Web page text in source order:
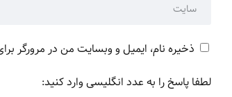
ذخیره نام، ایمیل و وبسایت من در مرورگر
لطفا پاسخ را به عدد انگلیسی وارد کنید: